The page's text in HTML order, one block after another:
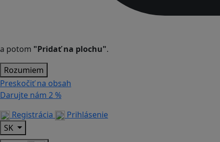
a potom "Pridať na plochu".
Rozumiem
Preskočiť na obsah
Darujte nám 2 %
Registrácia
Prihlásenie
SK